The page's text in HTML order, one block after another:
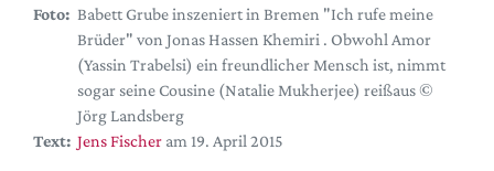
Premierensuche
Festival-Planer
Hefte
Alle Hefte
Leseproben
Foto: Babett Grube inszeniert in Bremen "Ich rufe meine
Brüder" von Jonas Hassen Khemiri . Obwohl Amor
(Yassin Trabelsi) ein freundlicher Mensch ist, nimmt
sogar seine Cousine (Natalie Mukherjee) reißaus ©
Jörg Landsberg
Text: Jens Fischer am 19. April 2015